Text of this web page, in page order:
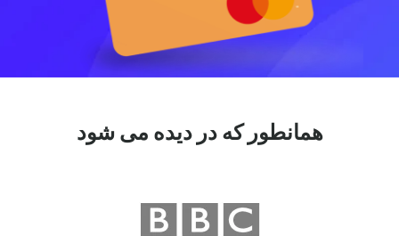
همانطور که در دیده می شود